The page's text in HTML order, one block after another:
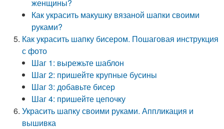
женщины?
Как украсить макушку вязаной шапки своими
руками?
Как украсить шапку бисером. Пошаговая инструкция
с фото
Шаг 1: вырежьте шаблон
Шаг 2: пришейте крупные бусины
Шаг 3: добавьте бисер
Шаг 4: пришейте цепочку
Украсить шапку своими руками. Аппликация и
вышивка